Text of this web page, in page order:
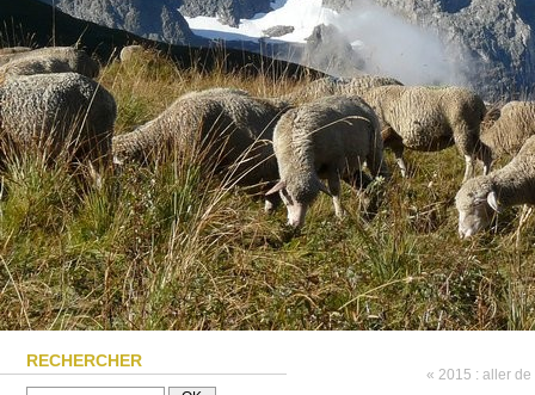
RECHERCHER
« 2015 : aller de